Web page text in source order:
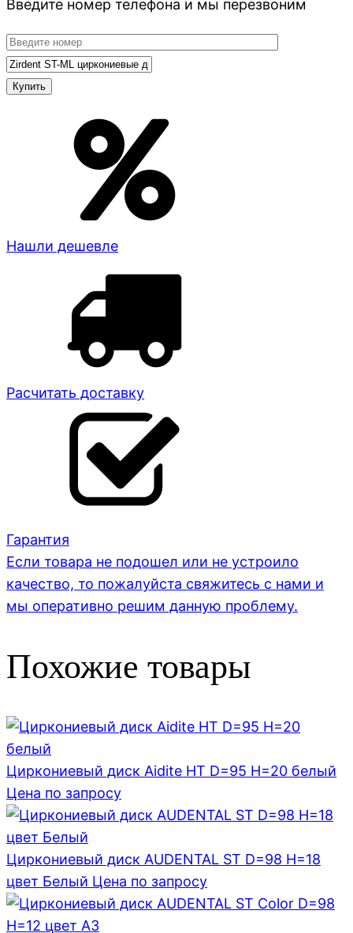
Введите номер телефона и мы перезвоним
Нашли дешевле
Расчитать доставку
Гарантия
Если товара не подошел или не устроило
качество, то пожалуйста свяжитесь с нами и
мы оперативно решим данную проблему.
Похожие товары
Циркониевый диск Aidite HT D=95 H=20 белый
Цена по запросу
Циркониевый диск AUDENTAL ST D=98 H=18
цвет Белый Цена по запросу